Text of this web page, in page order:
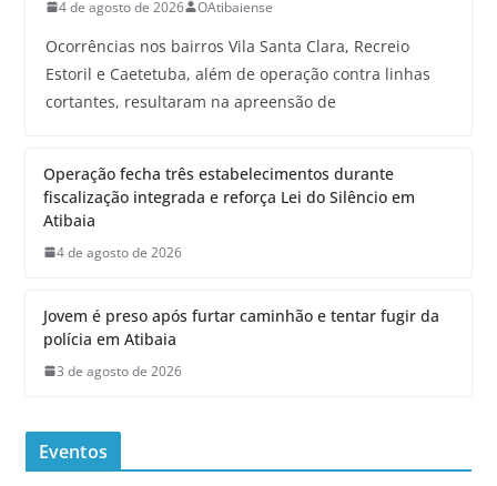
4 de agosto de 2026 OAtibaiense
Ocorrências nos bairros Vila Santa Clara, Recreio
Estoril e Caetetuba, além de operação contra linhas
cortantes, resultaram na apreensão de
Operação fecha três estabelecimentos durante
fiscalização integrada e reforça Lei do Silêncio em
Atibaia
4 de agosto de 2026
Jovem é preso após furtar caminhão e tentar fugir da
polícia em Atibaia
3 de agosto de 2026
Eventos